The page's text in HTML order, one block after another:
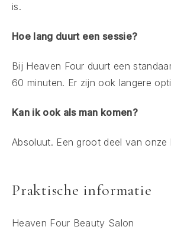
is.
Hoe lang duurt een sessie?
Bij Heaven Four duurt een
60 minuten. Er zijn ook langere
Kan ik ook als man komen?
Absoluut. Een groot deel van onze
Praktische informatie
Heaven Four Beauty Salon